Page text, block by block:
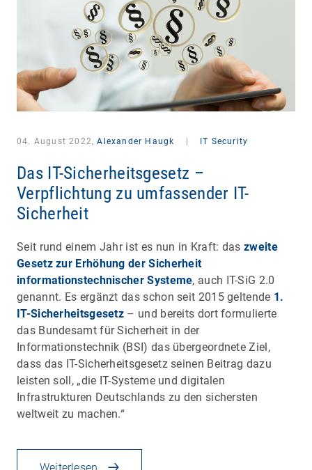
04. August 2022,Alexander Haugk IT Security
Das IT-Sicherheitsgesetz –
Verpflichtung zu umfassender IT-
Sicherheit
Seit rund einem Jahr ist es nun in Kraft: das zweite
Gesetz zur Erhöhung der Sicherheit
informationstechnischer Systeme, auch IT-SiG 2.0
genannt. Es ergänzt das schon seit 2015 geltende 1.
IT-Sicherheitsgesetz – und bereits dort formulierte
das Bundesamt für Sicherheit in der
Informationstechnik (BSI) das übergeordnete Ziel,
dass das IT-Sicherheitsgesetz seinen Beitrag dazu
leisten soll, „die IT-Systeme und digitalen
Infrastrukturen Deutschlands zu den sichersten
weltweit zu machen.“